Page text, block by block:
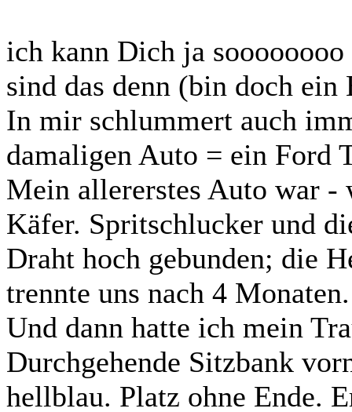
ich kann Dich ja
sind das denn (bin doch
In mir schlummert auch
damaligen Auto = ein Ford
Mein allererstes Auto war -
Käfer. Spritschlucker und
Draht hoch gebunden; die
trennte uns nach 4 Monaten.
Und dann hatte ich mein
Durchgehende Sitzbank
hellblau. Platz ohne Ende.